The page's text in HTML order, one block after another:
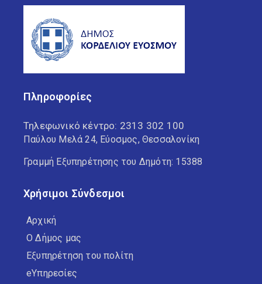
Πληροφορίες
Τηλεφωνικό κέντρο: 2313 302 100
Παύλου Μελά 24, Εύοσμος, Θεσσαλονίκη
Γραμμή Εξυπηρέτησης του Δημότη: 15388
Χρήσιμοι Σύνδεσμοι
Αρχική
Ο Δήμος μας
Εξυπηρέτηση του πολίτη
eΥπηρεσίες